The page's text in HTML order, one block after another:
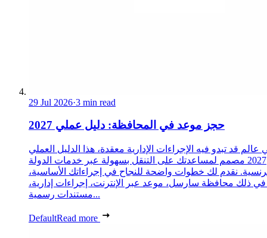
29 Jul 2026·3 min read
حجز موعد في المحافظة: دليل عملي 2027
عالم قد تبدو فيه الإجراءات الإدارية معقدة، هذا الدليل العملي
2027 مصمم لمساعدتك على التنقل بسهولة عبر خدمات الدولة
نقدم لك خطوات واضحة للنجاح في إجراءاتك الأساسية،
في ذلك محافظة سارسل، موعد عبر الإنترنت، إجراءات إدارية،
مستندات رسمية...
DefaultRead more